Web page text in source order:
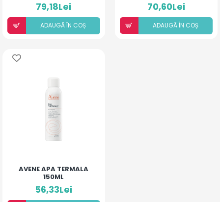
79,18Lei
ADAUGÃ ÎN COȘ
70,60Lei
ADAUGÃ ÎN COȘ
AVENE APA TERMALA
150ML
56,33Lei